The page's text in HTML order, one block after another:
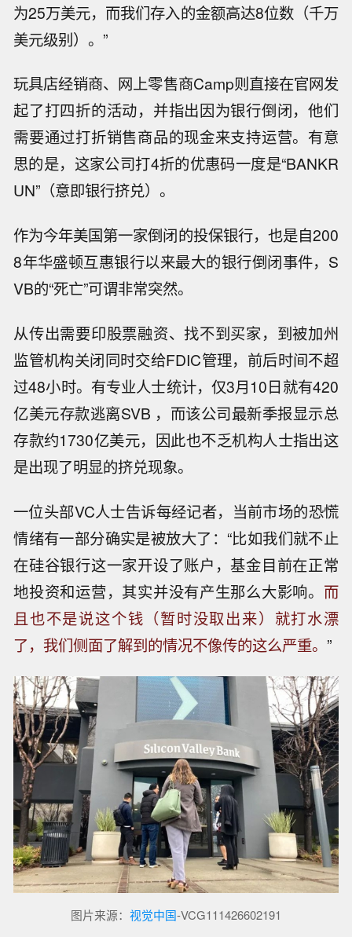
为25万美元，而我们存入的金额高达8位数（千万
美元级别）。”
玩具店经销商、网上零售商Camp则直接在官网发
起了打四折的活动，并指出因为银行倒闭，他们
需要通过打折销售商品的现金来支持运营。有意
思的是，这家公司打4折的优惠码一度是“BANKR
UN”（意即银行挤兑）。
作为今年美国第一家倒闭的投保银行，也是自200
8年华盛顿互惠银行以来最大的银行倒闭事件，S
VB的“死亡”可谓非常突然。
从传出需要印股票融资、找不到买家，到被加州
监管机构关闭同时交给FDIC管理，前后时间不超
过48小时。有专业人士统计，仅3月10日就有420
亿美元存款逃离SVB ，而该公司最新季报显示总
存款约1730亿美元，因此也不乏机构人士指出这
是出现了明显的挤兑现象。
一位头部VC人士告诉每经记者，当前市场的恐慌
情绪有一部分确实是被放大了：“比如我们就不止
在硅谷银行这一家开设了账户，基金目前在正常
地投资和运营，其实并没有产生那么大影响。 而
且也不是说这个钱（暂时没取出来）就打水漂
了，我们侧面了解到的情况不像传的这么严重。 ”
图片来源： 视觉中国-VCG111426602191